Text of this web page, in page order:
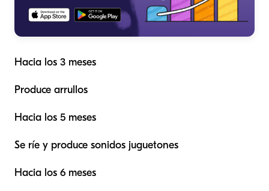
Hacia los 3 meses
Produce arrullos
Hacia los 5 meses
Se ríe y produce sonidos juguetones
Hacia los 6 meses